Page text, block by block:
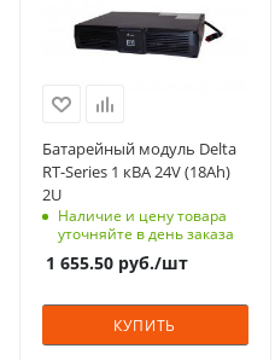
Габариты (ВхШхГ), мм
Вес, кг
Батарейный модуль Delta
RT-Series 1 кВА 24V (18Ah)
2U
Наличие и цену товара
уточняйте в день заказа
1 655.50 руб./шт
КУПИТЬ